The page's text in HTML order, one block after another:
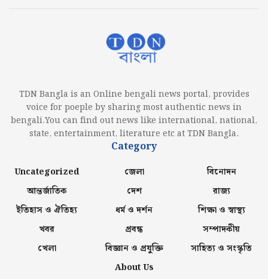
TDN Bangla is an Online bengali news portal, provides
voice for poeple by sharing most authentic news in
bengali.You can find out news like international, national,
state, entertainment, literature etc at TDN Bangla.
Category
Uncategorized
আন্তর্জাতিক
ইতিহাস ও ঐতিহ্য
খবর
খেলা
জেলা
দেশ
ধর্ম ও দর্শন
প্রবন্ধ
বিজ্ঞান ও প্রযুক্তি
বিনোদন
রাজ্য
শিক্ষা ও স্বাস্থ্য
সম্পাদকীয়
সাহিত্য ও সংস্কৃতি
About Us